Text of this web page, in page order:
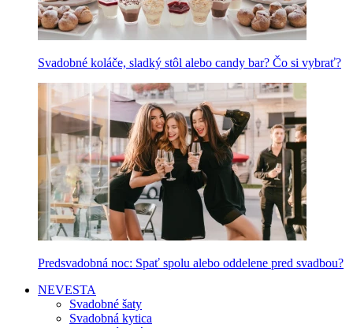
Svadobné koláče, sladký stôl alebo candy bar? Čo si vybrať?
Predsvadobná noc: Spať spolu alebo oddelene pred svadbou?
NEVESTA
Svadobné šaty
Svadobná kytica